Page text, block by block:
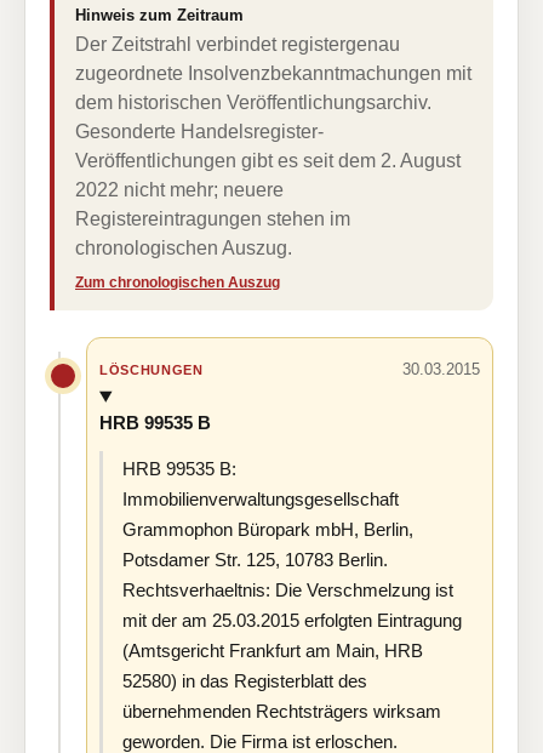
Hinweis zum Zeitraum
Der Zeitstrahl verbindet registergenau
zugeordnete Insolvenzbekanntmachungen mit
dem historischen Veröffentlichungsarchiv.
Gesonderte Handelsregister-
Veröffentlichungen gibt es seit dem 2. August
2022 nicht mehr; neuere
Registereintragungen stehen im
chronologischen Auszug.
Zum chronologischen Auszug
LÖSCHUNGEN 30.03.2015
HRB 99535 B
HRB 99535 B:
Immobilienverwaltungsgesellschaft
Grammophon Büropark mbH, Berlin,
Potsdamer Str. 125, 10783 Berlin.
Rechtsverhaeltnis: Die Verschmelzung ist
mit der am 25.03.2015 erfolgten Eintragung
(Amtsgericht Frankfurt am Main, HRB
52580) in das Registerblatt des
übernehmenden Rechtsträgers wirksam
geworden. Die Firma ist erloschen.